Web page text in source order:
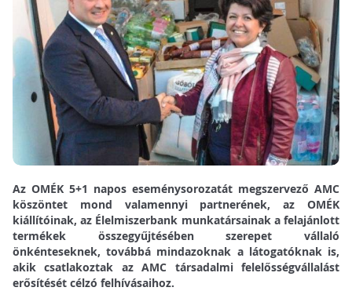
Az OMÉK 5+1 napos eseménysorozatát megszervező AMC
köszöntet mond valamennyi partnerének, az OMÉK
kiállítóinak, az Élelmiszerbank munkatársainak a felajánlott
termékek összegyűjtésében szerepet vállaló
önkénteseknek, továbbá mindazoknak a látogatóknak is,
akik csatlakoztak az AMC társadalmi felelősségvállalást
erősítését célzó felhívásaihoz.